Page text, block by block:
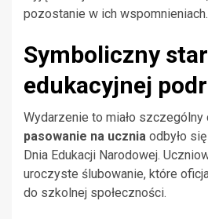
pozostanie w ich wspomnieniach.
Symboliczny
edukacyjnej
Wydarzenie to miało szczególny
pasowanie na ucznia odbyło
Dnia Edukacji Narodowej.
uroczyste ślubowanie, które
do szkolnej społeczności.